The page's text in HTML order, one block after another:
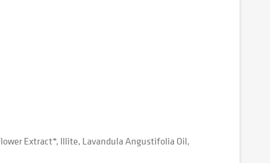
Extract*, Illite, Lavandula Angustifolia Oil,